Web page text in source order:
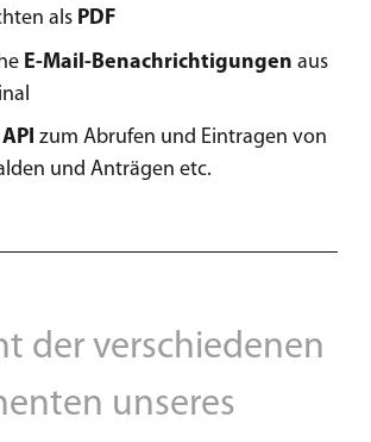
als PDF
E-Mail-Benachrichtigungen aus
zum Abrufen und Eintragen von
und Anträgen etc.
der verschiedenen
unseres